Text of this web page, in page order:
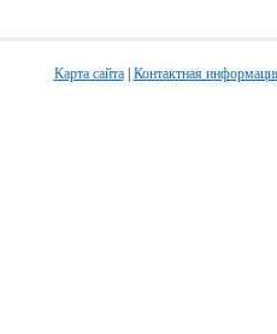
Карта сайта| Контактная